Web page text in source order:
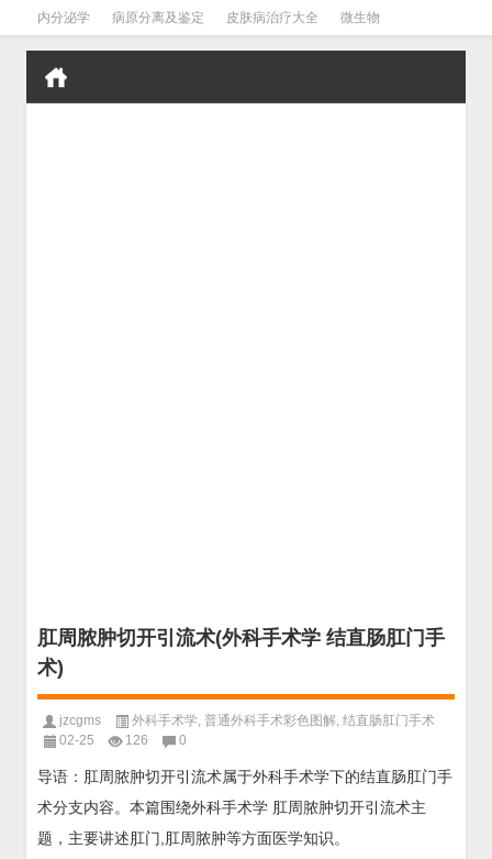
内分泌学 病原分离及鉴定 皮肤病治疗大全 微生物
皮肤病学 男科学 血液病学 心血管 口腔医学 禁戒毒品
肛周脓肿切开引流术(外科手术学 结直肠肛门手
术)
jzcgms 外科手术学, 普通外科手术彩色图解, 结直肠肛门手术
02-25
126 0
导语：肛周脓肿切开引流术属于外科手术学下的结直肠肛门手
术分支内容。本篇围绕外科手术学 肛周脓肿切开引流术主
题，主要讲述肛门,肛周脓肿等方面医学知识。